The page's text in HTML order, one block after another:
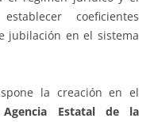
coeficientes
jubilación en el sistema
la creación en el
Agencia Estatal de la